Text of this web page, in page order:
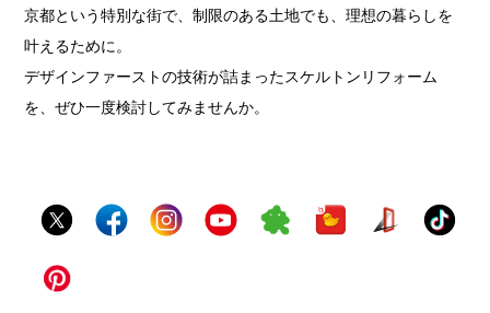
京都という特別な街で、制限のある土地でも、理想の暮らしを
叶えるために。
デザインファーストの技術が詰まったスケルトンリフォーム
を、ぜひ一度検討してみませんか。